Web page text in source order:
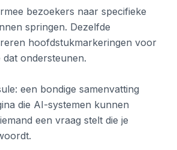
bezoekers naar specifieke
springen. Dezelfde
hoofdstukmarkeringen voor
ondersteunen.
een bondige samenvatting
die AI-systemen kunnen
een vraag stelt die je